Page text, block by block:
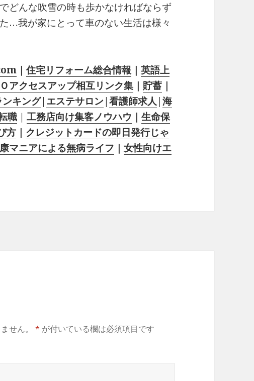
どんな吹雪の時も歩かなければならず
…我が家にとって車のない生活は様々
｜住宅リフォーム総合情報 ｜英語上
アクセスアップ相互リンク集 ｜ 貯蓄 ｜
キング| エステサロン|看護師求人|海
職 ｜工務店向け集客ノウハウ ｜生命保
方 ｜ クレジットカードの即日発行じゃ
マニアによる無病ライフ ｜女性向けエ
せん。 * が付いている欄は必須項目です